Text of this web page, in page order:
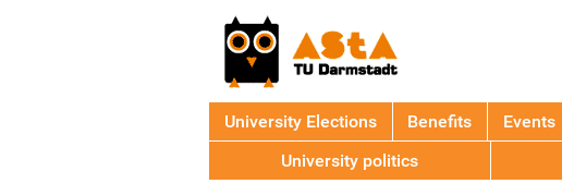
University Elections Benefits Events
University politics